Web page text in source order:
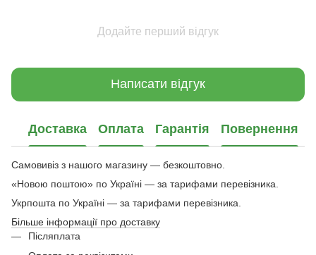
Додайте перший відгук
Написати відгук
Доставка Оплата Гарантія Повернення
Самовивіз з нашого магазину — безкоштовно.
«Новою поштою» по Україні — за тарифами перевізника.
Укрпошта по Україні — за тарифами перевізника.
Більше інформації про доставку
Післяплата